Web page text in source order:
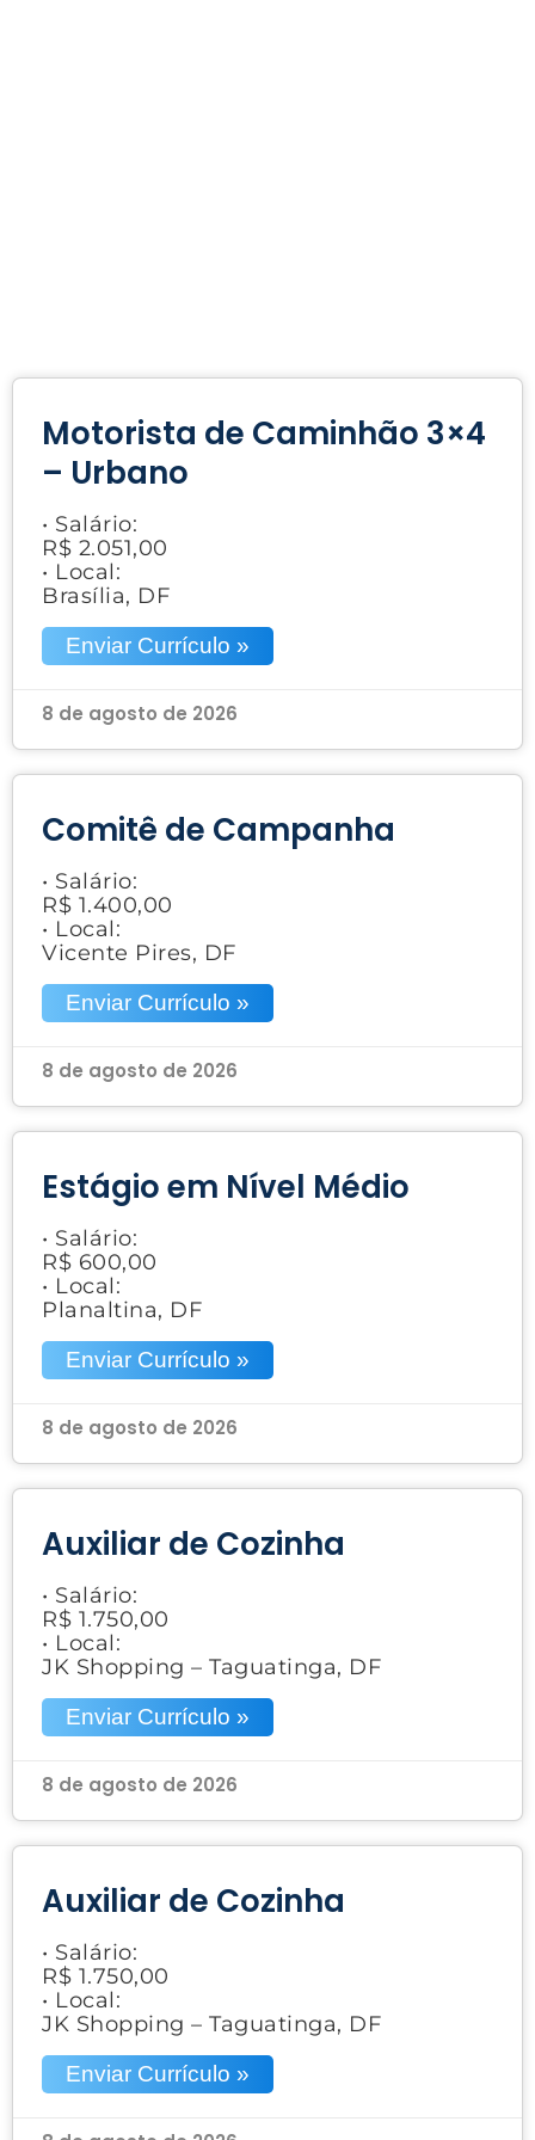
Motorista de Caminhão 3×4
– Urbano
• Salário:
R$ 2.051,00
• Local:
Brasília, DF
Enviar Currículo »
8 de agosto de 2026
Comitê de Campanha
• Salário:
R$ 1.400,00
• Local:
Vicente Pires, DF
Enviar Currículo »
8 de agosto de 2026
Estágio em Nível Médio
• Salário:
R$ 600,00
• Local:
Planaltina, DF
Enviar Currículo »
8 de agosto de 2026
Auxiliar de Cozinha
• Salário:
R$ 1.750,00
• Local:
JK Shopping – Taguatinga, DF
Enviar Currículo »
8 de agosto de 2026
Auxiliar de Cozinha
• Salário:
R$ 1.750,00
• Local:
JK Shopping – Taguatinga, DF
Enviar Currículo »